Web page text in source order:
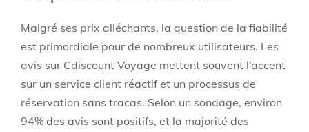
Malgré ses prix alléchants, la question de la fiabilité
est primordiale pour de nombreux utilisateurs. Les
avis sur Cdiscount Voyage mettent souvent l’accent
sur un service client réactif et un processus de
réservation sans tracas. Selon un sondage, environ
94% des avis sont positifs, et la majorité des